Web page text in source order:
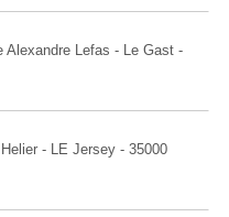
Lefas - Le Gast -
- LE Jersey - 35000